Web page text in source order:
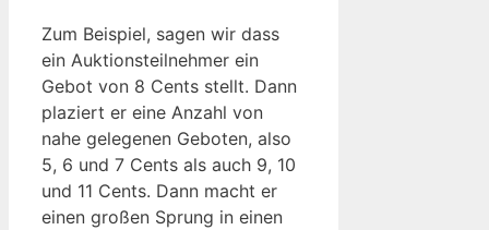
Zum Beispiel, sagen wir dass
ein Auktionsteilnehmer ein
Gebot von 8 Cents stellt. Dann
plaziert er eine Anzahl von
nahe gelegenen Geboten, also
5, 6 und 7 Cents als auch 9, 10
und 11 Cents. Dann macht er
einen großen Sprung in einen